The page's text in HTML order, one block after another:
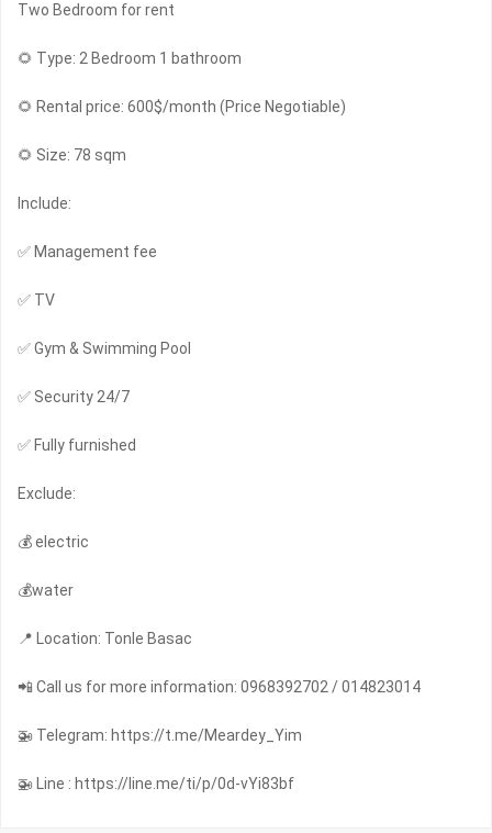
Two Bedroom for rent
🌻 Type: 2 Bedroom 1 bathroom
🌻 Rental price: 600$/month (Price Negotiable)
🌻 Size: 78 sqm
Include:
✅ Management fee
✅ TV
✅ Gym & Swimming Pool
✅ Security 24/7
✅ Fully furnished
Exclude:
💰 electric
💰water
📍 Location: Tonle Basac
📲 Call us for more information: 0968392702 / 014823014
🚁 Telegram: https://t.me/Meardey_Yim
🚁 Line : https://line.me/ti/p/0d-vYi83bf